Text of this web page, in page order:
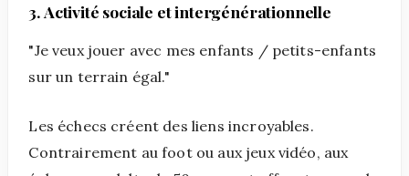
3. Activité sociale et intergénérationnelle
"Je veux jouer avec mes enfants / petits-enfants
sur un terrain égal."
Les échecs créent des liens incroyables.
Contrairement au foot ou aux jeux vidéo, aux